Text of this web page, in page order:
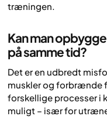
træningen.
Kan man
på samme tid?
Det er en udbredt
muskler og forbrænde
forskellige processer i
muligt – især for